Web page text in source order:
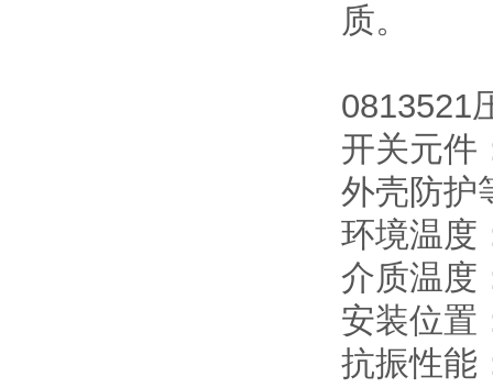
质。
0813521
开关元件
外壳防护
环境温
介质温度
安装位置
抗振性能